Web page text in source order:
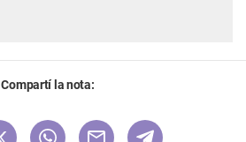
Compartí la nota: